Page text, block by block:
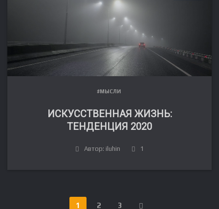
#МЫСЛИ
ИСКУССТВЕННАЯ ЖИЗНЬ:
ТЕНДЕНЦИЯ 2020
Автор: iluhin 1
1 2 3